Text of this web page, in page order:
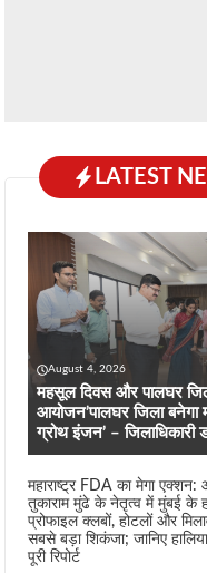
LATEST
August 4, 2026
महसूल दिवस और पालघर
आयोजन’पालघर जिला बनेगा
ग्रोथ इंजन’ – जिलाधिकारी
महाराष्ट्र FDA का मेगा
तुकाराम मुंढे के नेतृत्व में मुंबई के
प्रोफाइल क्लबों, होटलों और
सबसे बड़ा शिकंजा; जानिए
पूरी रिपोर्ट